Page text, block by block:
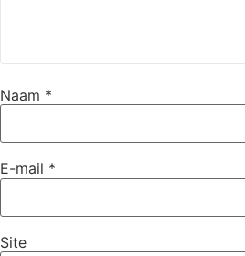
Naam *
E-mail *
Site